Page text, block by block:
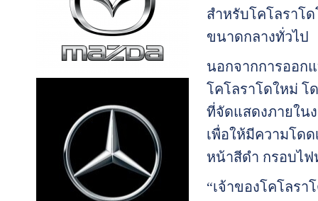
สำหรับโคโลราโ
ขนาดกลางทั่วไป
นอกจากการออก
โคโลราโดใหม่ โ
ที่จัดแสดงภายใน
เพื่อให้มีความโด
หน้าสีดำ กรอบไ
“เจ้าของโคโลร